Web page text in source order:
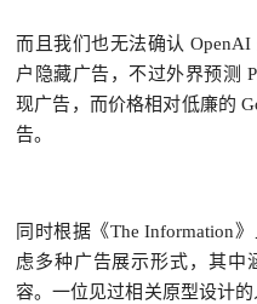
而且我们也无法确认 OpenAI
户隐藏广告，不过外界预测
现广告，而价格相对低廉的
告。
同时根据《The Information
虑多种广告展示形式，其中
容。一位见过相关原型设计